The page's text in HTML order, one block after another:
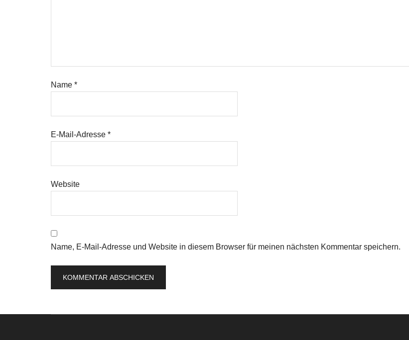
Name *
E-Mail-Adresse *
Website
Name, E-Mail-Adresse und Website in diesem Browser für meinen nächsten Kommentar speichern.